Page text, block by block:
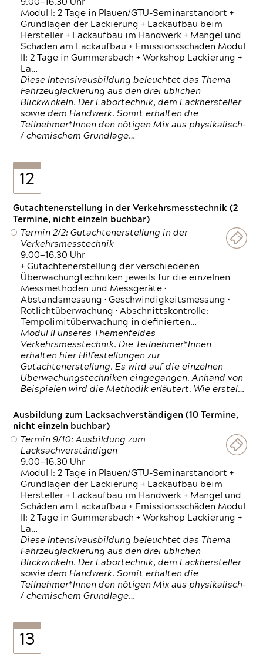
9.00—16.30 Uhr
Modul I: 2 Tage in Plauen/GTÜ-Seminarstandort +
Grundlagen der Lackierung + Lackaufbau beim
Hersteller + Lackaufbau im Handwerk + Mängel und
Schäden am Lackaufbau + Emissionsschäden Modul
II: 2 Tage in Gummersbach + Workshop Lackierung +
La…
Diese Intensivausbildung beleuchtet das Thema
Fahrzeuglackierung aus den drei üblichen
Blickwinkeln. Der Labortechnik, dem Lackhersteller
sowie dem Handwerk. Somit erhalten die
Teilnehmer*Innen den nötigen Mix aus physikalisch-
/ chemischem Grundlage…
12
Gutachtenerstellung in der Verkehrsmesstechnik (2
Termine, nicht einzeln buchbar)
Termin 2/2: Gutachtenerstellung in der
Verkehrsmesstechnik
9.00—16.30 Uhr
+ Gutachtenerstellung der verschiedenen
Überwachungtechniken jeweils für die einzelnen
Messmethoden und Messgeräte •
Abstandsmessung • Geschwindigkeitsmessung •
Rotlichtüberwachung • Abschnittskontrolle:
Tempolimitüberwachung in definierten…
Modul II unseres Themenfeldes
Verkehrsmesstechnik. Die Teilnehmer*Innen
erhalten hier Hilfestellungen zur
Gutachtenerstellung. Es wird auf die einzelnen
Überwachungstechniken eingegangen. Anhand von
Beispielen wird die Methodik erläutert. Wie erstel…
Ausbildung zum Lacksachverständigen (10 Termine,
nicht einzeln buchbar)
Termin 9/10: Ausbildung zum
Lacksachverständigen
9.00—16.30 Uhr
Modul I: 2 Tage in Plauen/GTÜ-Seminarstandort +
Grundlagen der Lackierung + Lackaufbau beim
Hersteller + Lackaufbau im Handwerk + Mängel und
Schäden am Lackaufbau + Emissionsschäden Modul
II: 2 Tage in Gummersbach + Workshop Lackierung +
La…
Diese Intensivausbildung beleuchtet das Thema
Fahrzeuglackierung aus den drei üblichen
Blickwinkeln. Der Labortechnik, dem Lackhersteller
sowie dem Handwerk. Somit erhalten die
Teilnehmer*Innen den nötigen Mix aus physikalisch-
/ chemischem Grundlage…
13